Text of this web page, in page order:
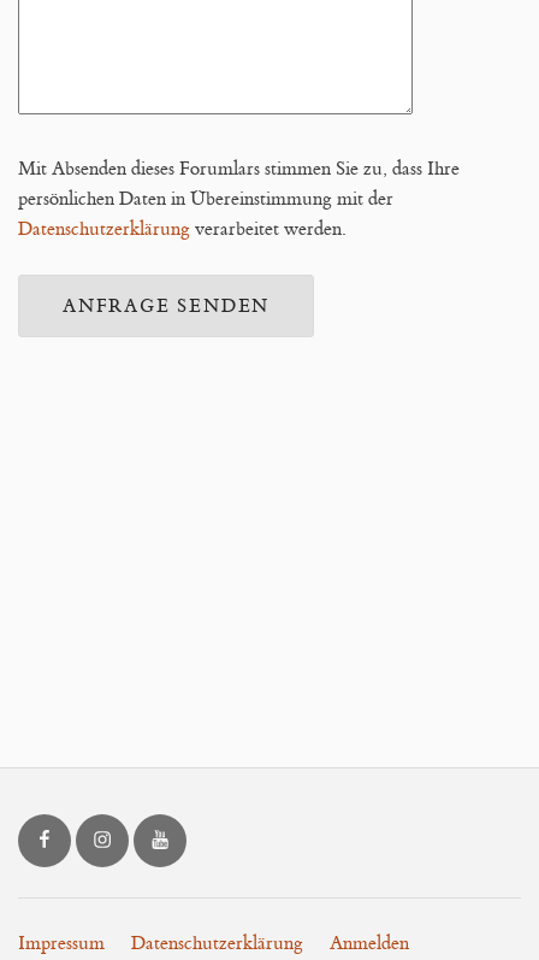
Mit Absenden dieses Forumlars stimmen Sie zu, dass Ihre
persönlichen Daten in Übereinstimmung mit der
Datenschutzerklärung verarbeitet werden.
LOON.art bei Facebook
LOON.art bei Instagram
LOON.art bei YouTube
Impressum Datenschutzerklärung Anmelden